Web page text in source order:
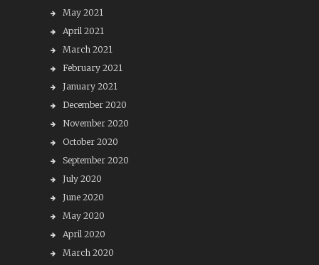
May 2021
April 2021
March 2021
February 2021
January 2021
December 2020
November 2020
October 2020
September 2020
July 2020
June 2020
May 2020
April 2020
March 2020